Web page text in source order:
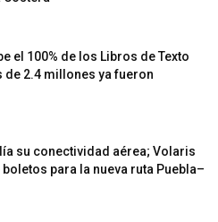
el 100% de los Libros de Texto
de 2.4 millones ya fueron
su conectividad aérea; Volaris
para la nueva ruta Puebla–